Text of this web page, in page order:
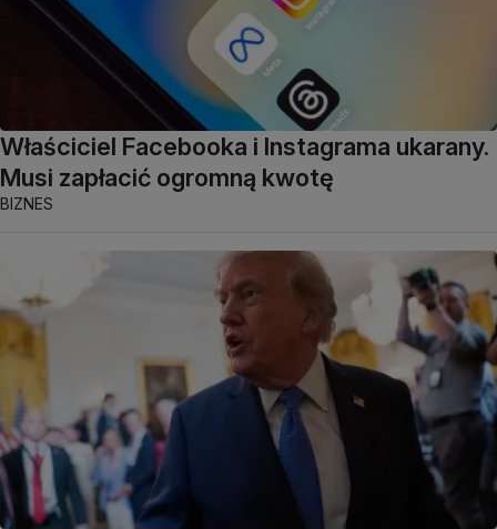
Właściciel Facebooka i Instagrama ukarany.
Musi zapłacić ogromną kwotę
BIZNES